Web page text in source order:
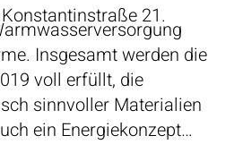
21.
Insgesamt werden die
voll erfüllt, die
sinnvoller Materialien
ein Energiekonzept